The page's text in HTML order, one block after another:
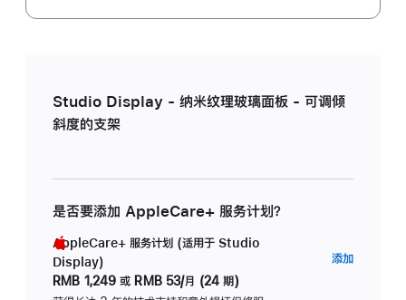
Studio Display - 纳米纹理玻璃面板 - 可调倾
斜度的支架
是否要添加 AppleCare+ 服务计划？
AppleCare+ 服务计划 (适用于 Studio
Display)
RMB 1,249 或 RMB 53/月 (24 期)
添加